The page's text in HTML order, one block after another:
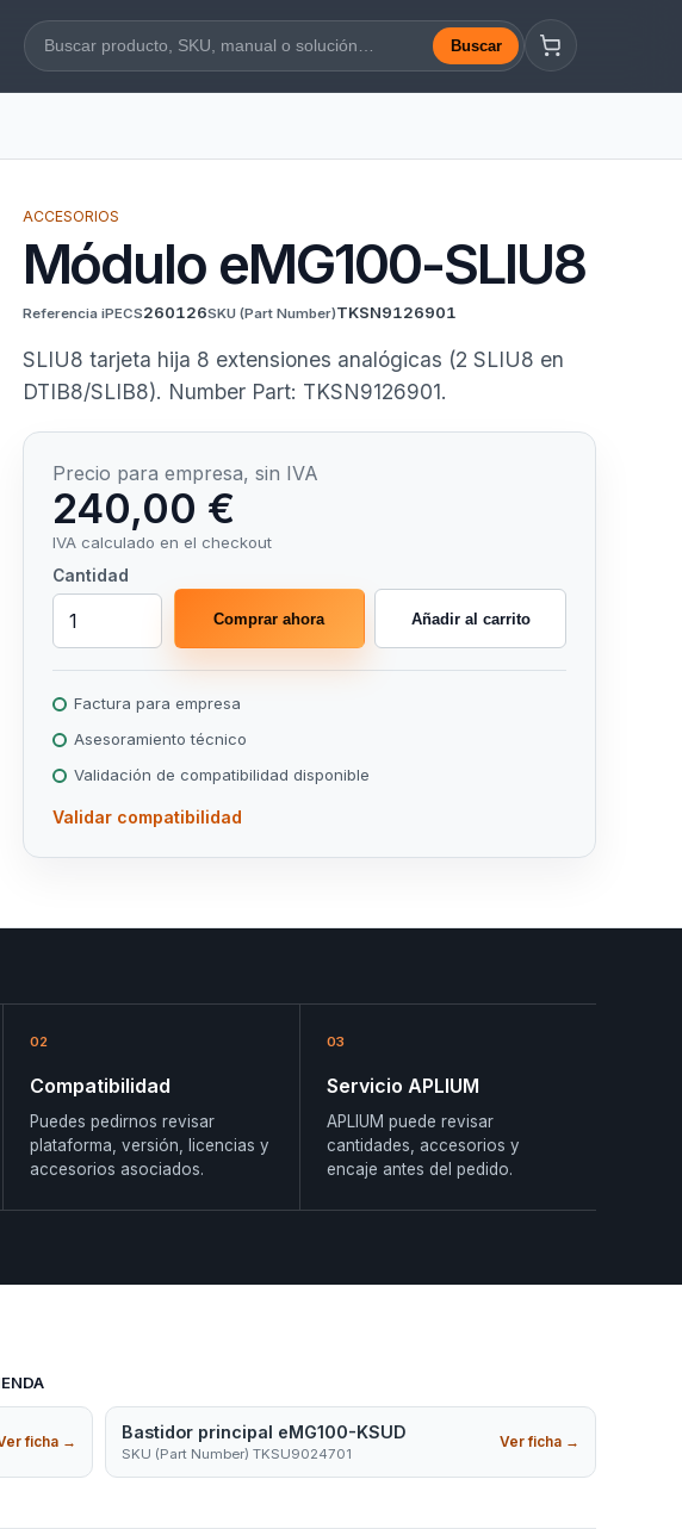
Buscar en la web Buscar
ACCESORIOS
Módulo eMG100-SLIU8
Referencia iPECS260126SKU (Part Number)TKSN9126901
SLIU8 tarjeta hija 8 extensiones analógicas (2 SLIU8 en
DTIB8/SLIB8). Number Part: TKSN9126901.
Precio para empresa, sin IVA
240,00 €
IVA calculado en el checkout
Cantidad
Comprar ahora Añadir al carrito
Factura para empresa
Asesoramiento técnico
Validación de compatibilidad disponible
Validar compatibilidad
02
Compatibilidad
Puedes pedirnos revisar
plataforma, versión, licencias y
accesorios asociados.
03
Servicio APLIUM
APLIUM puede revisar
cantidades, accesorios y
encaje antes del pedido.
ficha → Bastidor principal eMG100-KSUD
SKU (Part Number) TKSU9024701
Ver ficha →